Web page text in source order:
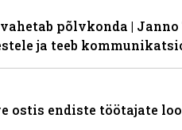
põlvkonda |
ja teeb
ostis endiste töötajate